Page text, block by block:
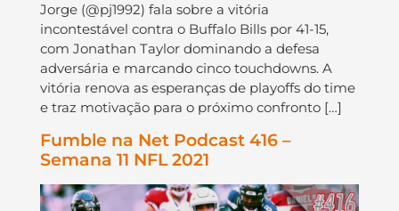
Jorge (@pj1992) fala sobre a vitória
incontestável contra o Buffalo Bills por 41-15,
com Jonathan Taylor dominando a defesa
adversária e marcando cinco touchdowns. A
vitória renova as esperanças de playoffs do time
e traz motivação para o próximo confronto […]
Fumble na Net Podcast 416 –
Semana 11 NFL 2021